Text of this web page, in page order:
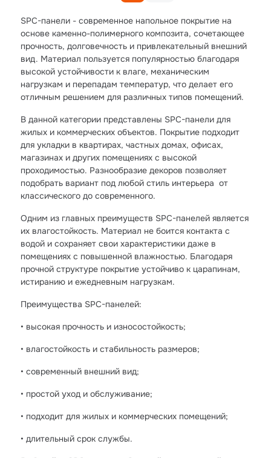
SPC-панели - современное напольное покрытие на
основе каменно-полимерного композита, сочетающее
прочность, долговечность и привлекательный внешний
вид. Материал пользуется популярностью благодаря
высокой устойчивости к влаге, механическим
нагрузкам и перепадам температур, что делает его
отличным решением для различных типов помещений.
В данной категории представлены SPC-панели для
жилых и коммерческих объектов. Покрытие подходит
для укладки в квартирах, частных домах, офисах,
магазинах и других помещениях с высокой
проходимостью. Разнообразие декоров позволяет
подобрать вариант под любой стиль интерьера от
классического до современного.
Одним из главных преимуществ SPC-панелей является
их влагостойкость. Материал не боится контакта с
водой и сохраняет свои характеристики даже в
помещениях с повышенной влажностью. Благодаря
прочной структуре покрытие устойчиво к царапинам,
истиранию и ежедневным нагрузкам.
Преимущества SPC-панелей:
• высокая прочность и износостойкость;
• влагостойкость и стабильность размеров;
• современный внешний вид;
• простой уход и обслуживание;
• подходит для жилых и коммерческих помещений;
• длительный срок службы.